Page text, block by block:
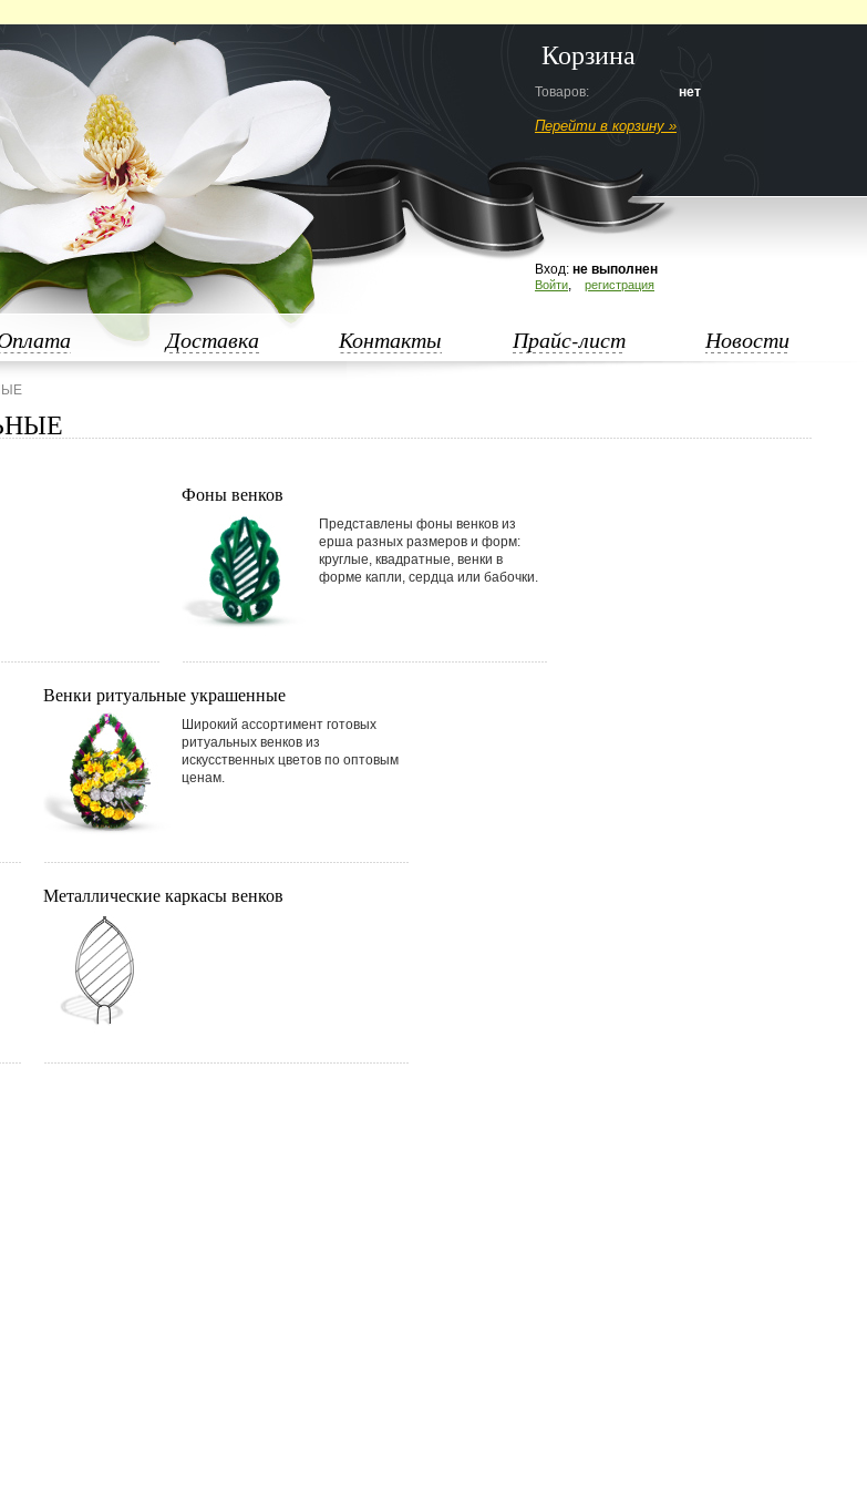
Корзина
Товаров: нет
Перейти в корзину »
Вход: не выполнен
Войти, регистрация
Доставка Контакты Прайс-лист Новости
Фоны венков
Представлены фоны венков из
ерша разных размеров и форм:
круглые, квадратные, венки в
форме капли, сердца или бабочки.
Венки ритуальные украшенные
Широкий ассортимент готовых
ритуальных венков из
искусственных цветов по оптовым
ценам.
Металлические каркасы венков